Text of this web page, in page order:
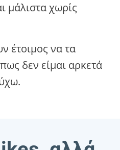
μάλιστα χωρίς
έτοιμος να τα
δεν είμαι αρκετά